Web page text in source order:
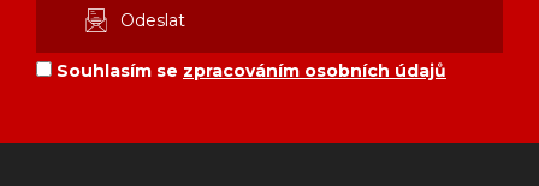
Souhlasím se zpracováním osobních údajů